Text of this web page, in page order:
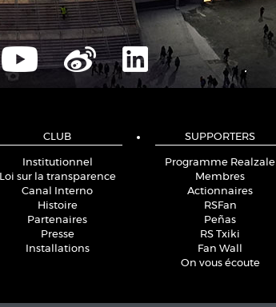
CLUB
Institutionnel
Loi sur la transparence
Canal Interno
Histoire
Partenaires
Presse
Installations
SUPPORTERS
Programme Realzale
Membres
Actionnaires
RSFan
Peñas
RS Txiki
Fan Wall
On vous écoute